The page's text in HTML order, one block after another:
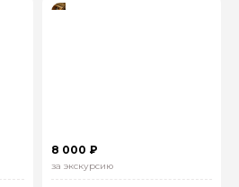
8 000 ₽
за экскурсию